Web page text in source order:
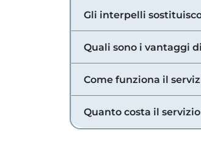
Gli interpelli
Quali sono i vantaggi
Come funziona il
Quanto costa il